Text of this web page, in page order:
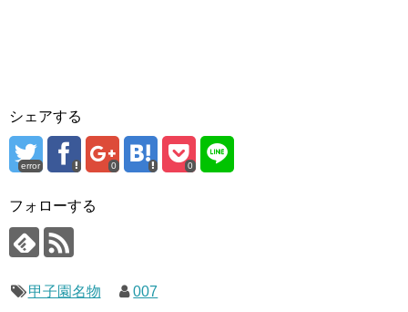
シェアする
error 0 0
フォローする
甲子園名物 007